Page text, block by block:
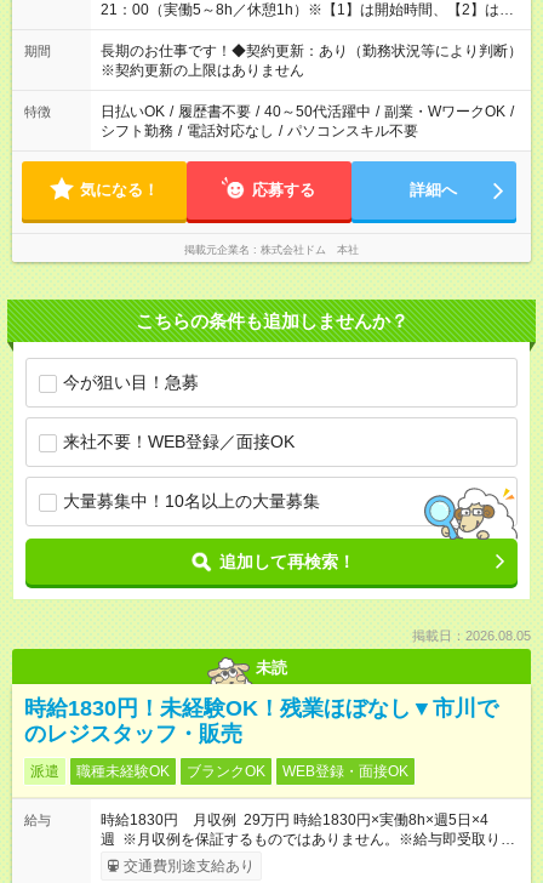
21：00（実働5～8h／休憩1h）※【1】は開始時間、【2】は終
了時間が固定になります★最低時間数の固定OK
期間
長期のお仕事です！◆契約更新：あり（勤務状況等により判断）
※契約更新の上限はありません
特徴 日払いOK / 履歴書不要 / 40～50代活躍中 / 副業・WワークOK /
シフト勤務 / 電話対応なし / パソコンスキル不要
気になる！ 応募する 詳細へ
掲載元企業名 株式会社ドム 本社
こちらの条件も追加しませんか？
今が狙い目！急募
来社不要！WEB登録／面接OK
大量募集中！10名以上の大量募集
追加して再検索！
掲載日：2026.08.05
未読
時給1830円！未経験OK！残業ほぼなし▼市川で
のレジスタッフ・販売
派遣 職種未経験OK ブランクOK WEB登録・面接OK
給与
時給1830円 月収例 29万円 時給1830円×実働8h×週5日×4
週 ※月収例を保証するものではありません。※給与即受取りサ
ービス利用可（利用条件有）
交通費別途支給あり